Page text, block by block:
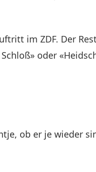
im ZDF. Der
oder
ob er je wieder